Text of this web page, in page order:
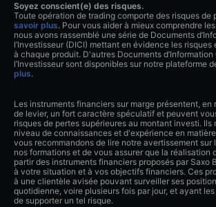
Soyez conscient(e) des risques.
Toute opération de trading comporte des risques de
savoir plus. Pour vous aider à mieux comprendre
nous avons rassemblé une série de Documents
l’Investisseur (DICI) mettant en évidence les
à chaque produit. D'autres Documents d’Information
l’Investisseur sont disponibles sur notre plateforme
plus.
Les instruments financiers sur marge présentent, en
de levier, un fort caractère spéculatif et peuvent
risques de pertes supérieures au montant investi. Ils
niveau de connaissances et d'expérience en
vous recommandons de lire notre avertissement sur
nos formations et de vous assurer que la réalisation
partir des instruments financiers proposés par Saxo
à votre situation et à vos objectifs financiers. Ces
à une clientèle avisée pouvant surveiller ses
quotidienne, voire plusieurs fois par jour, et ayant
de supporter un tel risque.